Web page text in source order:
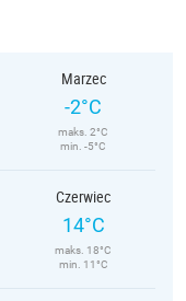
Marzec
-2°C
maks. 2°C
min. -5°C
Czerwiec
14°C
maks. 18°C
min. 11°C